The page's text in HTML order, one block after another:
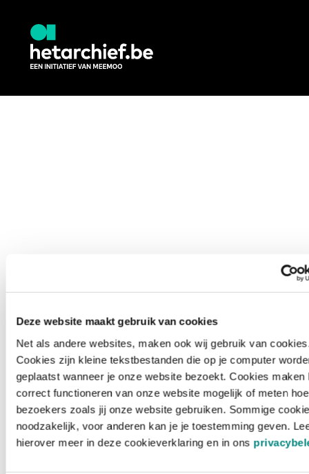
Deze website maakt gebruik van cookies
Net als andere websites, maken ook wij gebruik van
Cookies zijn kleine tekstbestanden die op je computer
geplaatst wanneer je onze website bezoekt. Cookies maken
correct functioneren van onze website mogelijk of meten hoe
bezoekers zoals jij onze website gebruiken. Sommige
noodzakelijk, voor anderen kan je je toestemming geven.
hierover meer in deze cookieverklaring en in ons